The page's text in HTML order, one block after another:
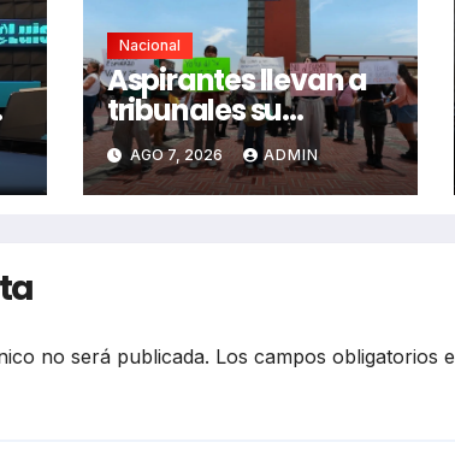
Nacional
Aspirantes llevan a
tribunales su
rechazo al examen
de control de UNAM
AGO 7, 2026 ADMIN
no será publicada. Los campos obligatorios